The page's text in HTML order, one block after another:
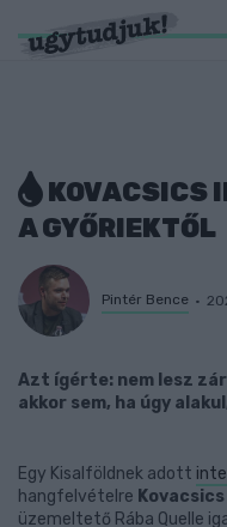
KOVACSICS
A GYŐRIEKTŐL
Pintér Bence
Azt ígérte: nem lesz
akkor sem, ha úgy
Egy Kisalföldnek adott
hangfelvételre
üzemeltető Rába Quelle